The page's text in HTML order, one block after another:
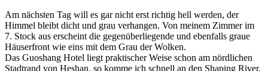
Am nächsten Tag will es gar nicht erst richtig hell werden, der
Himmel bleibt dicht und grau verhangen. Von meinem Zimmer im
7. Stock aus erscheint die gegenüberliegende und ebenfalls graue
Häuserfront wie eins mit dem Grau der Wolken.
Das Guoshang Hotel liegt praktischer Weise schon am nördlichen
Stadtrand von Heshan, so komme ich schnell an den Shaping River,